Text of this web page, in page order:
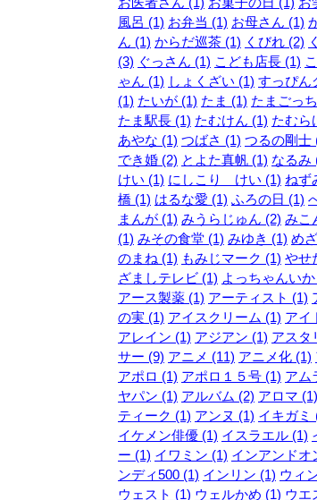
風呂 (1) お弁当 (1) お母さん (1)
ん (1) からだ巡茶 (1) くびれ (2)
(3) ぐっさん (1) こども店長 (1)
ゃん (1) しょくざい (1) すっぴん
(1) たいが (1) たま (1) たまごっ
たま駅長 (1) たむけん (1) たむら
あやな (1) つばさ (1) つるの剛士
でき婚 (2) とよた真帆 (1) なるみ
けい (1) にしこり けい (1) ねず
橋 (1) はるな愛 (1) ふろの日 (1)
まんが (1) みうらじゅん (2) みこ
(1) みその食堂 (1) みゆき (1) め
のまね (1) もみじマーク (1) やせ
ざましテレビ (1) よっちゃんい
アース製薬 (1) アーティスト (1)
の実 (1) アイスクリーム (1) アイ
アレイン (1) アジアン (1) アスタ
サー (9) アニメ (11) アニメ化 (1)
アポロ (1) アポロ１５号 (1) アム
ヤパン (1) アルバム (2) アロマ (1)
ティーク (1) アンヌ (1) イキガミ
イケメン俳優 (1) イスラエル (1)
ー (1) イワミン (1) インアンドオ
ンディ500 (1) インリン (1) ウィ
ウェスト (1) ウェルかめ (1) ウエ